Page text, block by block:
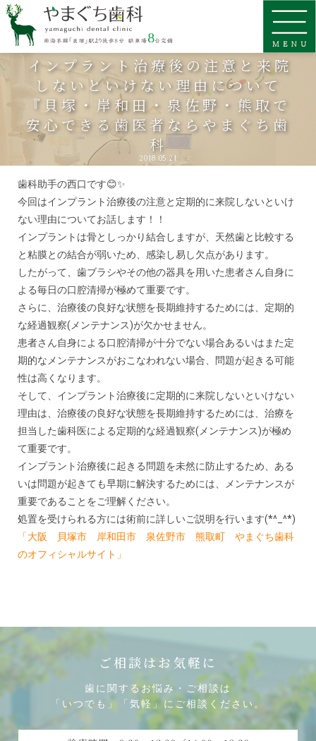
インプラント治療後の注意と来院
しないといけない理由について
『貝塚・岸和田・泉佐野・熊取で
安心できる歯医者ならやまぐち歯
科
2018.05.21
歯科助手の西口です😊✨
今回はインプラント治療後の注意と定期的に来院しないといけ
ない理由についてお話します！！
インプラントは骨としっかり結合しますが、天然歯と比較する
と粘膜との結合が弱いため、感染し易し欠点があります。
したがって、歯ブラシやその他の器具を用いた患者さん自身に
よる毎日の口腔清掃が極めて重要です。
さらに、治療後の良好な状態を長期維持するためには、定期的
な経過観察(メンテナンス)が欠かせません。
患者さん自身による口腔清掃が十分でない場合あるいはまた定
期的なメンテナンスがおこなわれない場合、問題が起きる可能
性は高くなります。
そして、インプラント治療後に定期的に来院しないといけない
理由は、治療後の良好な状態を長期維持するためには、治療を
担当した歯科医による定期的な経過観察(メンテナンス)が極め
て重要です。
インプラント治療後に起きる問題を未然に防止するため、ある
いは問題が起きても早期に解決するためには、メンテナンスが
重要であることをご理解ください。
処置を受けられる方には術前に詳しいご説明を行います(*^_^*)
「大阪 貝塚市 岸和田市 泉佐野市 熊取町 やまぐち歯科
のオフィシャルサイト」
ご相談はお気軽に
歯に関するお悩み・ご相談は
「いつでも」「気軽」にご相談ください。